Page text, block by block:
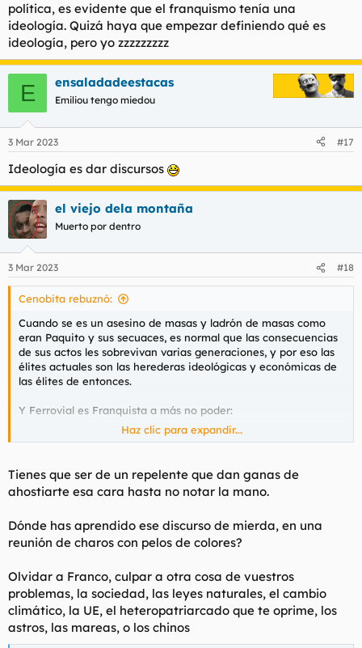
política, es evidente que el franquismo tenía una
ideología. Quizá haya que empezar definiendo qué es
ideología, pero yo zzzzzzzzz
E ensaladadeestacas
Emiliou tengo miedou
3 Mar 2023 #17
Ideología es dar discursos
el viejo dela montaña
Muerto por dentro
3 Mar 2023 #18
Cenobita rebuznó:
Cuando se es un asesino de masas y ladrón de masas como
eran Paquito y sus secuaces, es normal que las consecuencias
de sus actos les sobrevivan varias generaciones, y por eso las
élites actuales son las herederas ideológicas y económicas de
las élites de entonces.
Y Ferrovial es Franquista a más no poder:
encontrado nombres mediáticos conocidos, sino
técnicos comerciales o abogados del Estado
Haz clic para expandir...
Tienes que ser de un repelente que dan ganas de
ahostiarte esa cara hasta no notar la mano.
Dónde has aprendido ese discurso de mierda, en una
reunión de charos con pelos de colores?
Olvidar a Franco, culpar a otra cosa de vuestros
problemas, la sociedad, las leyes naturales, el cambio
climático, la UE, el heteropatriarcado que te oprime, los
astros, las mareas, o los chinos